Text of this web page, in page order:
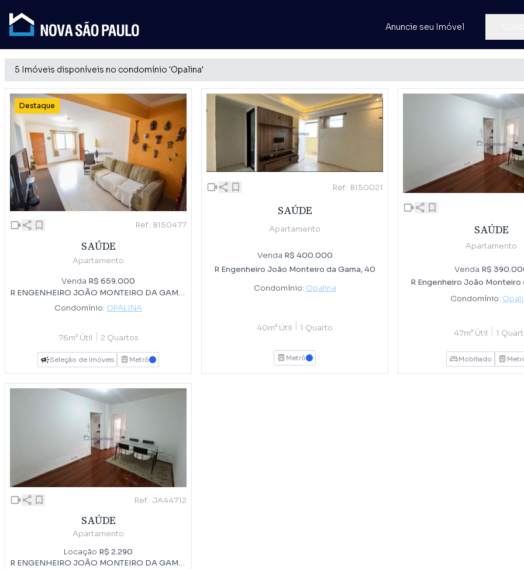
Anuncie seu Imóvel
5 Imóveis disponíveis no condomínio 'Opalina'
Destaque
Ref.: BI50477
SAÚDE
Apartamento
Venda R$ 659.000
R ENGENHEIRO JOÃO MONTEIRO DA GAMA, 40
Condomínio: OPALINA
76m² Útil | 2 Quartos
Seleção de Imóveis Metrô AZUL
Ref.: BI50021
SAÚDE
Apartamento
Venda R$ 400.000
R Engenheiro João Monteiro da Gama, 40
Condomínio: Opalina
40m² Útil | 1 Quarto
Metrô AZUL
SAÚDE
Apartamento
Venda R$
R Engenheiro João Monteiro
Condomínio:
47m² Útil 1
Mobiliado
Ref.: JA44712
SAÚDE
Apartamento
Locação R$ 2.290
R ENGENHEIRO JOÃO MONTEIRO DA GAMA, 40